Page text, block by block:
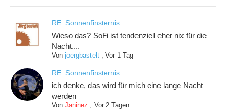
RE: Sonnenfinsternis
Wieso das? SoFi ist tendenziell eher nix für die
Nacht....
Vonjoergbastelt ,Vor 1 Tag
RE: Sonnenfinsternis
ich denke, das wird für mich eine lange Nacht
werden
VonJaninez ,Vor 2 Tagen